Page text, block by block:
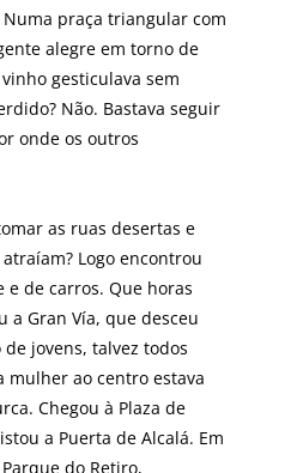
praça triangular com
alegre em torno de
gesticulava sem
Não. Bastava seguir
onde os outros
as ruas desertas e
Logo encontrou
de carros. Que horas
a Gran Vía, que desceu
jovens, talvez todos
mulher ao centro estava
Chegou à Plaza de
a Puerta de Alcalá. Em
do Retiro,